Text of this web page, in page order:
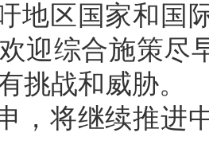
地区国家和国
迎综合施策尽
挑战和威胁。
，将继续推